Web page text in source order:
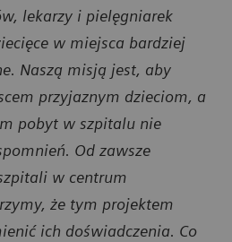
lekarzy i pielęgniarek
w miejsca bardziej
Naszą misją jest, aby
przyjaznym dzieciom, a
pobyt w szpitalu nie
Od zawsze
w centrum
że tym projektem
ich doświadczenia. Co